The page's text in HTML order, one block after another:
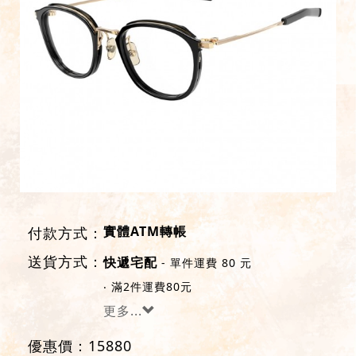
付款方式： 實體ATM轉帳
送貨方式：快遞宅配 - 單件運費 80 元
‧ 滿2件運費80元
更多...
優惠價： 15880